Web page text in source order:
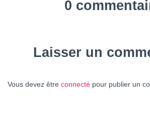
0
Laisser un
Vous devez être connecté pour publier un